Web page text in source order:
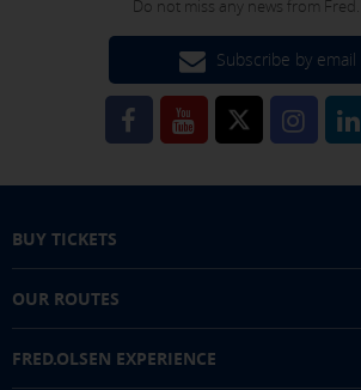
Do not miss any news from Fred.
Subscribe by email
BUY TICKETS
OUR ROUTES
FRED.OLSEN EXPERIENCE
You can reconfigure your cookies from the
the bottom of the page. You can also check our